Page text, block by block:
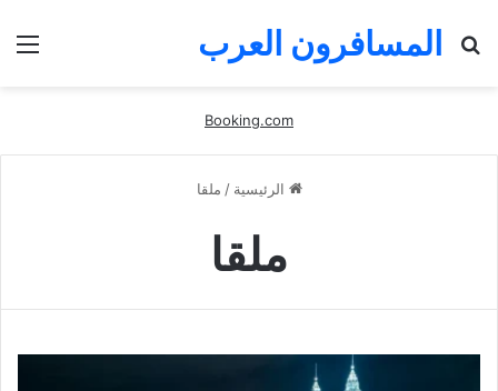
المسافرون العرب
Booking.com
الرئيسية / ملقا
ملقا